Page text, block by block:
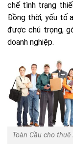
chế tình trạng
Đồng thời, yếu tố
được chú trọng,
doanh nghiệp.
Toàn Cầu cho